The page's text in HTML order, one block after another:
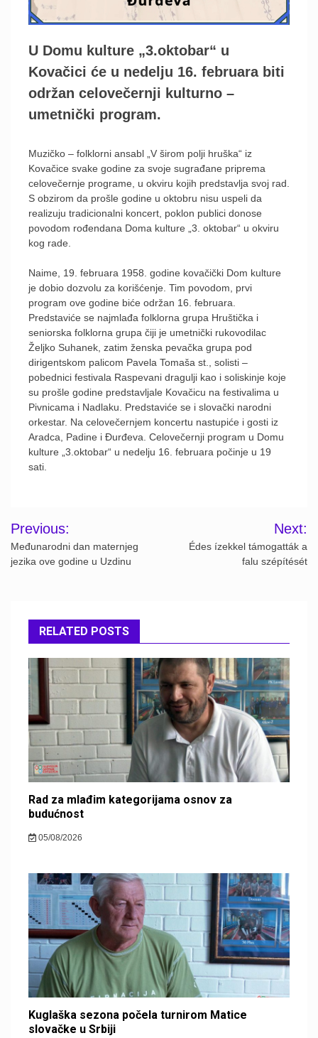
U Domu kulture „3.oktobar“ u
Kovačici će u nedelju 16. februara biti
održan celovečernji kulturno –
umetnički program.
Muzičko – folklorni ansabl „V širom polji hruška“ iz
Kovačice svake godine za svoje sugrađane priprema
celovečernje programe, u okviru kojih predstavlja svoj rad.
S obzirom da prošle godine u oktobru nisu uspeli da
realizuju tradicionalni koncert, poklon publici donose
povodom rođendana Doma kulture „3. oktobar“ u okviru
kog rade.
Naime, 19. februara 1958. godine kovačički Dom kulture
je dobio dozvolu za korišćenje. Tim povodom, prvi
program ove godine biće održan 16. februara.
Predstaviće se najmlađa folklorna grupa Hruštička i
seniorska folklorna grupa čiji je umetnički rukovodilac
Željko Suhanek, zatim ženska pevačka grupa pod
dirigentskom palicom Pavela Tomaša st., solisti –
pobednici festivala Raspevani dragulji kao i soliskinje koje
su prošle godine predstavljale Kovačicu na festivalima u
Pivnicama i Nadlaku. Predstaviće se i slovački narodni
orkestar. Na celovečernjem koncertu nastupiće i gosti iz
Aradca, Padine i Đurđeva. Celovečernji program u Domu
kulture „3.oktobar“ u nedelju 16. februara počinje u 19
sati.
Post
navigation
Previous:
Međunarodni dan maternjeg
jezika ove godine u Uzdinu
Next:
Édes ízekkel támogatták a
falu szépítését
RELATED POSTS
Rad za mlađim kategorijama osnov za
budućnost
05/08/2026
Kuglaška sezona počela turnirom Matice
slovačke u Srbiji